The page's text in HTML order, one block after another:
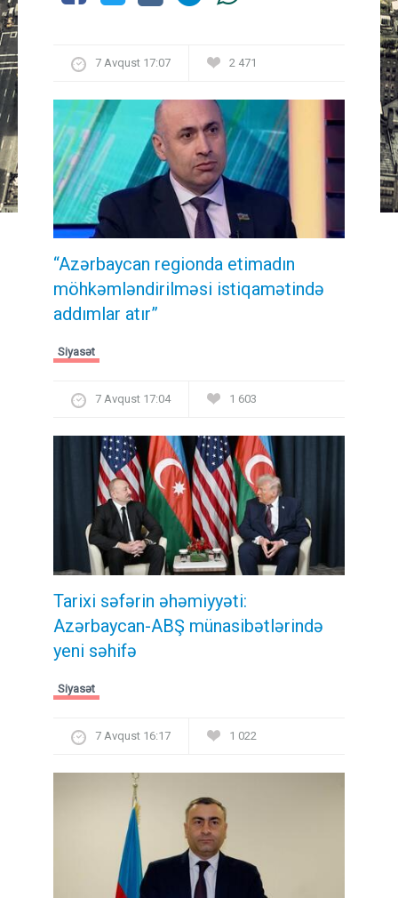
7 Avqust 17:07 2 471
“Azərbaycan regionda etimadın
möhkəmləndirilməsi istiqamətində
addımlar atır”
Siyasət
7 Avqust 17:04 1 603
Tarixi səfərin əhəmiyyəti:
Azərbaycan-ABŞ münasibətlərində
yeni səhifə
Siyasət
7 Avqust 16:17 1 022